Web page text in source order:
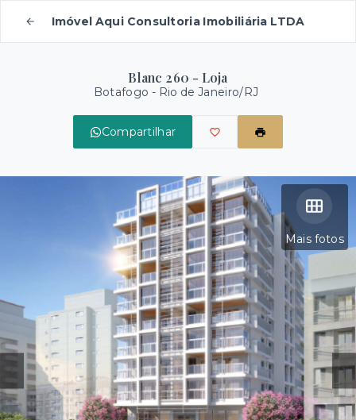
Imóvel Aqui Consultoria Imobiliária LTDA
Blanc 260 - Loja
Botafogo - Rio de Janeiro/RJ
Compartilhar
Mais fotos